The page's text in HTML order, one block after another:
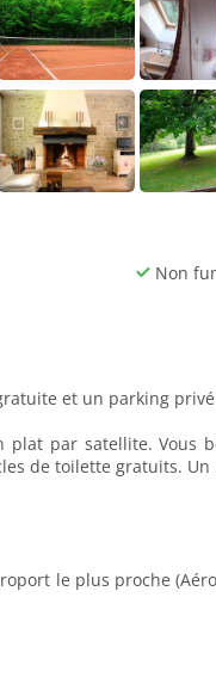
Non
et un parking
par satellite. Vous
de toilette gratuits.
le plus proche